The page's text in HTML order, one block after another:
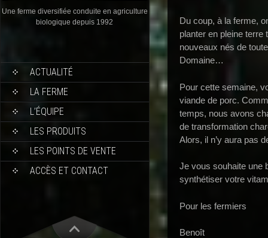
Une ferme diversifiée conduite en agriculture
biologique depuis 1992
ACTUALITÉ
LA FERME
L’ÉQUIPE
LES PRODUITS
LES POINTS DE VENTE
ACCÈS ET CONTACT
Du coup, à la ferme,
planter en pleine terre
nouveaux nés de
Domaine…
Pour cette semaine,
viande de porc.
temps, nous avons
de transformation
Alors, il n’y aura pas
Je vous souhaite une
synthétiser votre
Pour les fermiers
Benoît